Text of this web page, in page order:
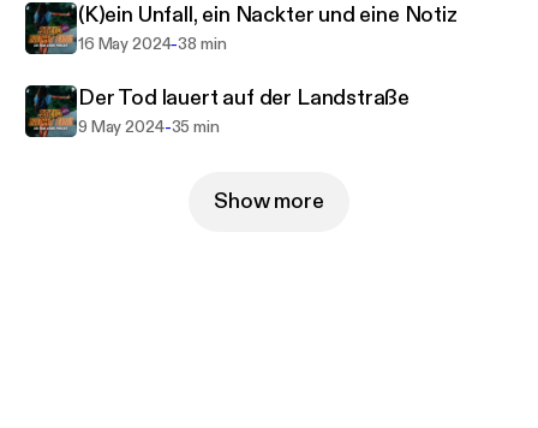
Folge dem Podcast in der App, um keine neue
Folge zu verpassen und lass gern eine Bewertung
da oder teile ihn mit Freunden, wenn er dir gefällt.
(K)ein Unfall, ein Nackter und eine Notiz
16 May 2024-38 min
Der Tod lauert auf der Landstraße
9 May 2024-35 min
Show more